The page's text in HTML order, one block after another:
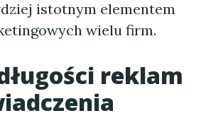
istotnym elementem
wielu firm.
reklam